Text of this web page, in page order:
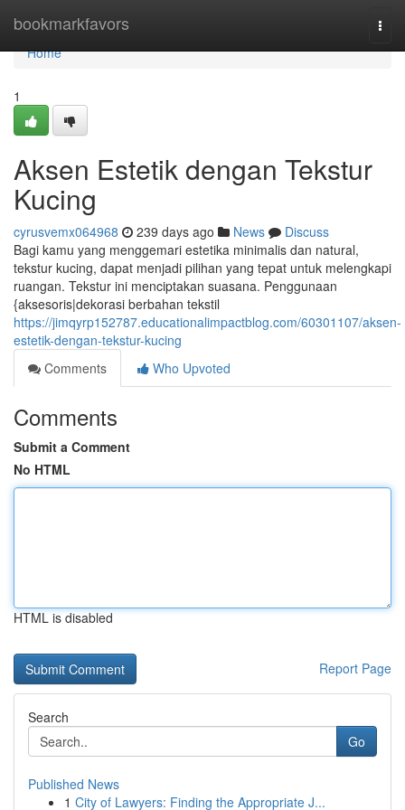
bookmarkfavors
Home
Home
1
Aksen Estetik dengan Tekstur
Kucing
cyrusvemx064968 239 days ago News
Discuss
Bagi kamu yang menggemari estetika minimalis dan natural,
tekstur kucing, dapat menjadi pilihan yang tepat untuk melengkapi
ruangan. Tekstur ini menciptakan suasana. Penggunaan
{aksesoris|dekorasi berbahan tekstil
https://jimqyrp152787.educationalimpactblog.com/60301107/aksen-
estetik-dengan-tekstur-kucing
Comments
Who Upvoted
Comments
Submit a Comment
No HTML
HTML is disabled
Report Page
Search
Go
Published News
1 City of Lawyers: Finding the Appropriate J...